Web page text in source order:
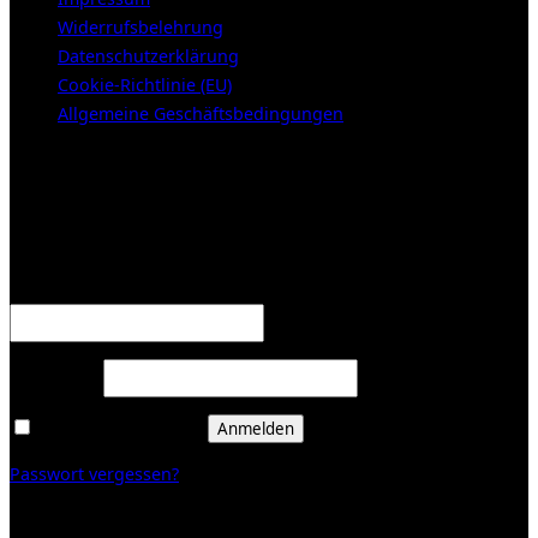
Widerrufsbelehrung
Datenschutzerklärung
Cookie-Richtlinie (EU)
Allgemeine Geschäftsbedingungen
Anmelden
Passwort vergessen?